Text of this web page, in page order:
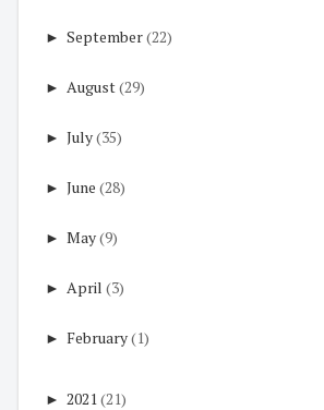
► September(22)
► August(29)
► July(35)
► June (28)
► May(9)
► April (3)
► February(1)
► 2021(21)